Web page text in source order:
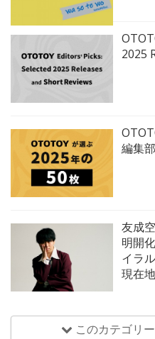
2025
編集
友成
明開
イラ
現在地
このカテゴリ